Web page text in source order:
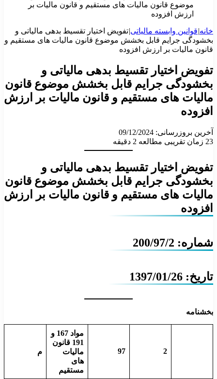
موضوع قانون مالیات های مستقیم و قانون مالیات بر
ارزش افزوده
خانه|قوانین وابسته مالیاتی|تفویض اختیار تقسیط بدهی مالیاتی و
بخشودگی جرایم قابل بخشش موضوع قانون مالیات های مستقیم و
قانون مالیات بر ارزش افزوده
تفویض اختیار تقسیط بدهی مالیاتی و
بخشودگی جرایم قابل بخشش موضوع قانون
مالیات های مستقیم و قانون مالیات بر ارزش
افزوده
آخرین بروزرسانی: 09/12/2024
23 زمان تقریبی مطالعه 2 دقیقه
تفویض اختیار تقسیط بدهی مالیاتی و
بخشودگی جرایم قابل بخشش موضوع قانون
مالیات های مستقیم و قانون مالیات بر ارزش
افزوده
شماره: 200/97/2
تاریخ: 1397/01/26
بخشنامه
2
97
مواد 167 و
191 قانون
مالیات
های
مستقیم
م